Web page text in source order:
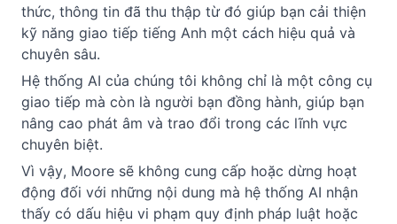
thức, thông tin đã thu thập từ đó giúp bạn cải thiện
kỹ năng giao tiếp tiếng Anh một cách hiệu quả và
chuyên sâu.
Hệ thống AI của chúng tôi không chỉ là một công cụ
giao tiếp mà còn là người bạn đồng hành, giúp bạn
nâng cao phát âm và trao đổi trong các lĩnh vực
chuyên biệt.
Vì vậy, Moore sẽ không cung cấp hoặc dừng hoạt
động đối với những nội dung mà hệ thống AI nhận
thấy có dấu hiệu vi phạm quy định pháp luật hoặc